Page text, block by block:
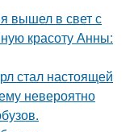
вышел в свет с
красоту Анны:
стал настоящей
невероятно